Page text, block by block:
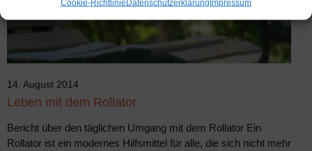
Cookie-RichtlinieDatenschutzerklärungImpressum
14. August 2014
Leben mit dem Rollator
Bericht über den täglichen Umgang mit dem Rollator Ein
Rollator ist ein modernes Hilfsmittel für alle, die sich nicht mehr